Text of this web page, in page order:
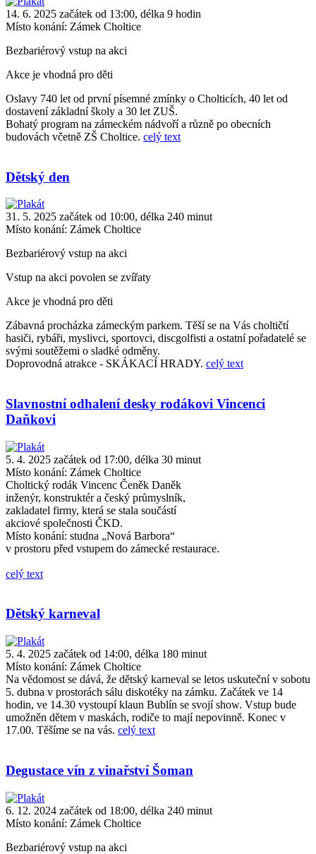
14. 6. 2025 začátek od 13:00, délka 9 hodin
Místo konání: Zámek Choltice
Bezbariérový vstup na akci
Akce je vhodná pro děti
Oslavy 740 let od první písemné zmínky o Cholticích, 40 let od
dostavení základní školy a 30 let ZUŠ.
Bohatý program na zámeckém nádvoří a různě po obecních
budovách včetně ZŠ Choltice. celý text
Dětský den
31. 5. 2025 začátek od 10:00, délka 240 minut
Místo konání: Zámek Choltice
Bezbariérový vstup na akci
Vstup na akci povolen se zvířaty
Akce je vhodná pro děti
Zábavná procházka zámeckým parkem. Těší se na Vás choltičtí
hasiči, rybáři, myslivci, sportovci, discgolfisti a ostatní pořadatelé se
svými soutěžemi o sladké odměny.
Doprovodná atrakce - SKÁKACÍ HRADY. celý text
Slavnostní odhalení desky rodákovi Vincenci
Daňkovi
5. 4. 2025 začátek od 17:00, délka 30 minut
Místo konání: Zámek Choltice
Choltický rodák Vincenc Čeněk Daněk
inženýr, konstruktér a český průmyslník,
zakladatel firmy, která se stala součástí
akciové společnosti ČKD.
Místo konání: studna „Nová Barbora“
v prostoru před vstupem do zámecké restaurace.
celý text
Dětský karneval
5. 4. 2025 začátek od 14:00, délka 180 minut
Místo konání: Zámek Choltice
Na vědomost se dává, že dětský karneval se letos uskuteční v sobotu
5. dubna v prostorách sálu diskotéky na zámku. Začátek ve 14
hodin, ve 14.30 vystoupí klaun Bublín se svojí show. Vstup bude
umožněn dětem v maskách, rodiče to mají nepovinně. Konec v
17.00. Těšíme se na vás. celý text
Degustace vín z vinařství Šoman
6. 12. 2024 začátek od 18:00, délka 240 minut
Místo konání: Zámek Choltice
Bezbariérový vstup na akci